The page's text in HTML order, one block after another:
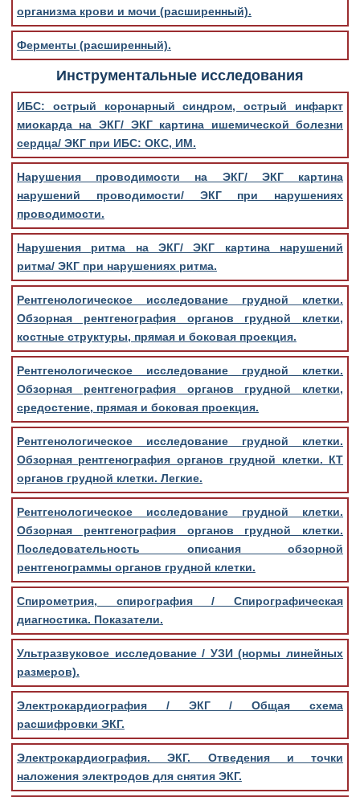
организма крови и мочи (расширенный).
Ферменты (расширенный).
Инструментальные исследования
ИБС: острый коронарный синдром, острый инфаркт
миокарда на ЭКГ/ ЭКГ картина ишемической болезни
сердца/ ЭКГ при ИБС: ОКС, ИМ.
Нарушения проводимости на ЭКГ/ ЭКГ картина
нарушений проводимости/ ЭКГ при нарушениях
проводимости.
Нарушения ритма на ЭКГ/ ЭКГ картина нарушений
ритма/ ЭКГ при нарушениях ритма.
Рентгенологическое исследование грудной клетки.
Обзорная рентгенография органов грудной клетки,
костные структуры, прямая и боковая проекция.
Рентгенологическое исследование грудной клетки.
Обзорная рентгенография органов грудной клетки,
средостение, прямая и боковая проекция.
Рентгенологическое исследование грудной клетки.
Обзорная рентгенография органов грудной клетки. КТ
органов грудной клетки. Легкие.
Рентгенологическое исследование грудной клетки.
Обзорная рентгенография органов грудной клетки.
Последовательность описания обзорной
рентгенограммы органов грудной клетки.
Спирометрия, спирография / Спирографическая
диагностика. Показатели.
Ультразвуковое исследование / УЗИ (нормы линейных
размеров).
Электрокардиография / ЭКГ / Общая схема
расшифровки ЭКГ.
Электрокардиография. ЭКГ. Отведения и точки
наложения электродов для снятия ЭКГ.